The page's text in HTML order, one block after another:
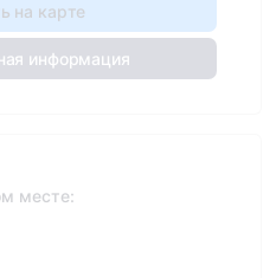
на карте
информация
месте: